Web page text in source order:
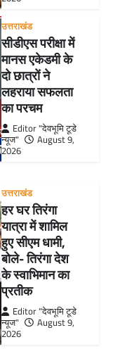
उत्तराखंड
सीडीएस परीक्षा में
मानस एकेडमी के
दो छात्रों ने
लहराया सफलता
का परचम
Editor "देवभूमि टूडे
न्यूज"
August 9,
2026
उत्तराखंड
हर घर तिरंगा
यात्रा में शामिल
हुए सीएम धामी,
बोले- तिरंगा देश
के स्वाभिमान का
प्रतीक
Editor "देवभूमि टूडे
न्यूज"
August 9,
2026